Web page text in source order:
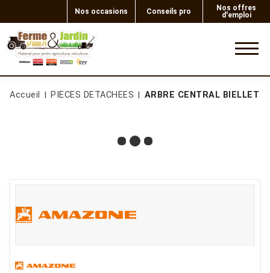
Nos occasions Conseils pro
Nos offres
d'emploi
Accueil PIECES DETACHEES ARBRE CENTRAL